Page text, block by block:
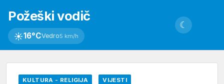
Požeški vodič
☀16°CVedro5 km/h
☾
KULTURA - RELIGIJA VIJESTI